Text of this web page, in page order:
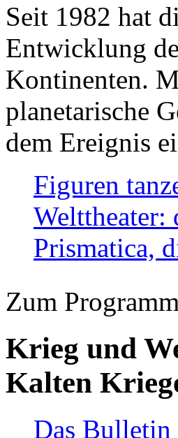
Seit 1982 hat
Entwicklung
Kontinenten.
planetarische
dem Ereignis
Figuren
Welttheater:
Prismatica,
Zum Programm
Krieg und
Kalten
Das Bulletin